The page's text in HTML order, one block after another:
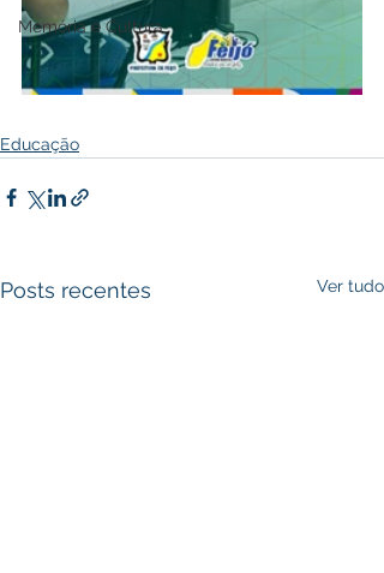
Memória e Cultura
Educação
Posts recentes Ver tudo